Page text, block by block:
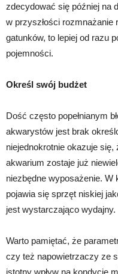
zdecydować się później na
w przyszłości
gatunków, to lepiej od razu
pojemności.
Określ swój budżet
Dość często popełnianym
akwarystów jest brak
niejednokrotnie okazuje
akwarium zostaje już
niezbędne wyposażenie.
pojawia się sprzęt niskiej
jest wystarczająco wydajny.
Warto pamiętać, że
czy też napowietrzaczy ze
istotny wpływ na kondycję